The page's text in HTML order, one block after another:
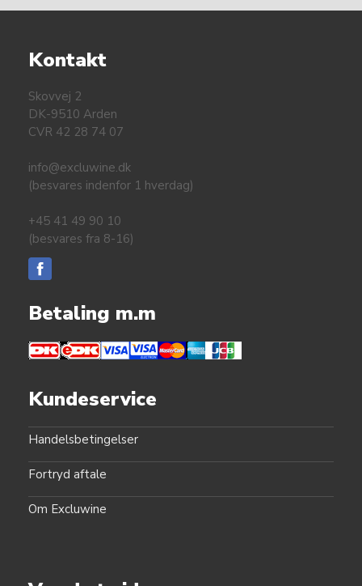
Kontakt
Skovvej 2
DK-9510 Arden
CVR 42 28 74 07
info@excluwine.dk
(besvares indenfor 1 hverdag)
+45 41 49 90 10
(besvares fra 8-16)
Betaling m.m
Kundeservice
Handelsbetingelser
Fortryd aftale
Om Excluwine